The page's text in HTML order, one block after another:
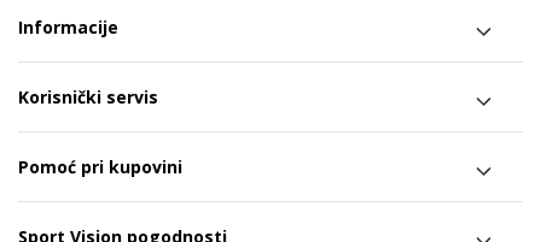
Informacije
Korisnički servis
Pomoć pri kupovini
Sport Vision pogodnosti